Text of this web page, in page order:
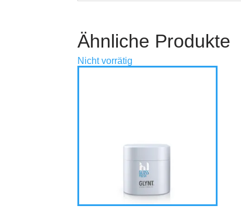
Ähnliche Produkte
Nicht vorrätig